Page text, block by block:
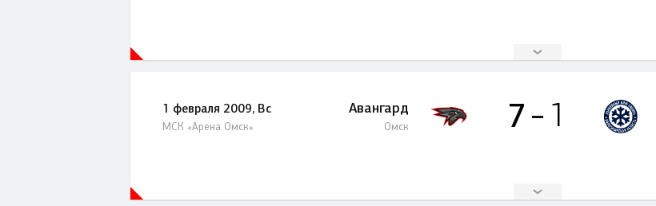
1 февраля 2009, Вс
МСК «Арена Омск»
Авангард
Омск 7 1